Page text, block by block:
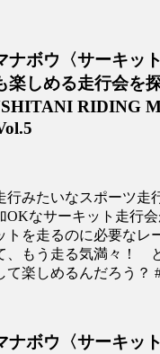
ナボウ〈サーキッ
楽しめる走行会を
RIDING
行みたいなスポーツ走
OKなサーキット走行
トを走るのに必要なレ
、もう走る気満々！
て楽しめるんだろう
ナボウ〈サーキッ